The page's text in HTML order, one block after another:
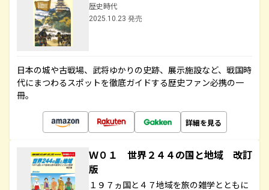
歴史時代
2025.10.23 発売
日本の城や古戦場、武将ゆかりの史跡、展示施設など、戦国時
代にまつわるスポットを徹底ガイドする歴史ファン必携の一
冊。
詳細を見る
Ｗ０１ 世界２４４の国と地域 改訂
版
１９７ヵ国と４７地域を旅の雑学とともに